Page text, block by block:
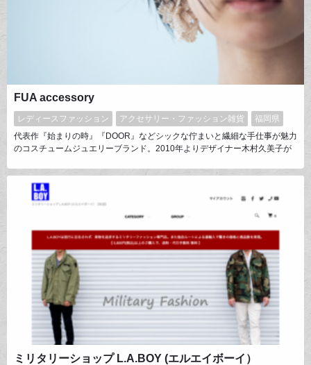
FUA accessory
レディースファッション アクセサリー・ファッション雑貨
福岡県
代表作『始まりの時』『DOOR』などシックな佇まいと繊細な手仕事が魅力
のコスチュームジュエリーブランド。2010年よりデザイナー木村久美子が
い、熟練した鍵編み職人の手により作られたジュエリーは予約後1年待ちの
ことも。より多くのお客様にお届けできるよう、2020年よりオンラインシ
ョップオープン。sold out必須のブランドである。
ミリタリーショップ L.A.BOY (エルエイボーイ）